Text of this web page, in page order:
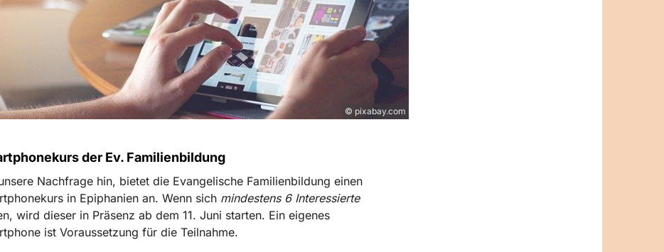
© pixabay.com
der Ev. Familienbildung
Nachfrage hin, bietet die Evangelische Familienbildung einen
in Epiphanien an. Wenn sich mindestens 6 Interessierte
wird dieser in Präsenz ab dem 11. Juni starten. Ein eigenes
ist Voraussetzung für die Teilnahme.